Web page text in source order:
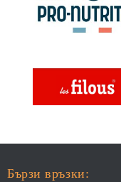
Бързи връзки: